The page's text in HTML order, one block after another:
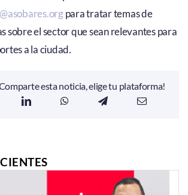
para tratar temas de
sobre el sector que sean relevantes para
a la ciudad.
esta noticia, elige tu plataforma!